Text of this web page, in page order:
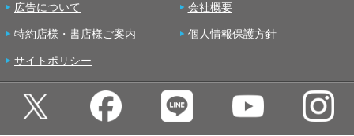
広告について 会社概要
特約店様・書店様ご案内 個人情報保護方針
サイトポリシー